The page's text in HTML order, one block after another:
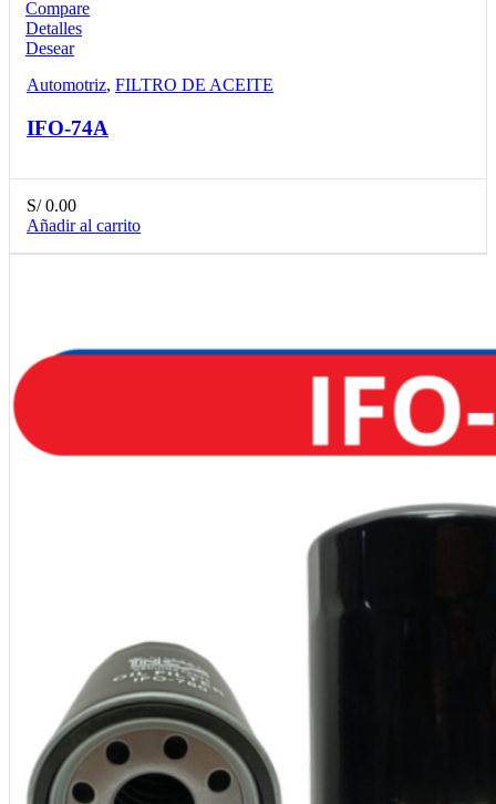
Compare
Detalles
Desear
Automotriz, FILTRO DE ACEITE
IFO-74A
S/0.00
Añadir al carrito